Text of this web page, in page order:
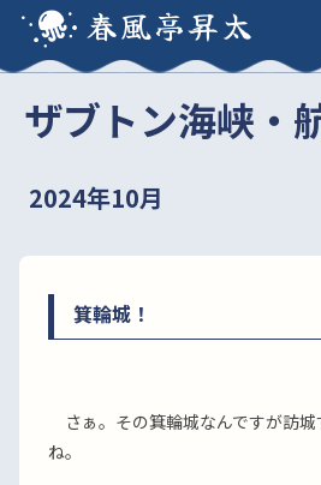
春風亭昇太
ザブトン海峡・
2024年10月
箕輪城！
さぁ。その箕輪城なんですが訪
ね。